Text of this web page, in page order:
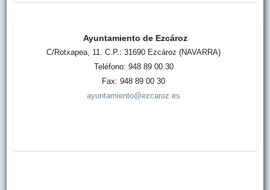
Ayuntamiento de Ezcároz
C/Rotxapea, 11. C.P.: 31690 Ezcároz (NAVARRA)
Teléfono: 948 89 00 30
Fax: 948 89 00 30
ayuntamiento@ezcaroz.es